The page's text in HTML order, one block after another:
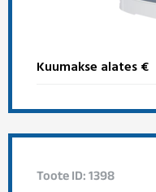
Kuumakse alates €
Toote ID: 1398